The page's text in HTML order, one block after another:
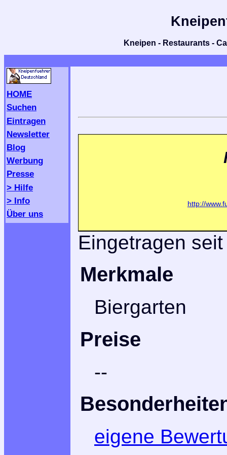
Kneipen - Restaurants -
HOME
Suchen
Eintragen
Newsletter
Blog
Werbung
Presse
> Hilfe
> Info
Über uns
http://
Eingetragen
Merkmale
Biergarten
Preise
--
eigene